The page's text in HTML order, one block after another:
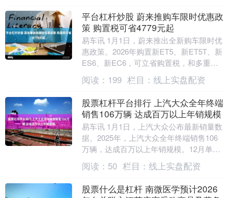
平台杠杆炒股 蔚来推购车限时优惠政
策 购置税可省4779元起
易车讯 1月1日，蔚来推出全新购车限时优
惠政策。2026年购置新ET5、新ET5T、新
ES6、新EC6，可立省购置税，和多重限
时购车礼遇。电租方案购买100kW....
阅读： 199 栏目： 线上实盘配资
股票杠杆平台排行 上汽大众全年终端
销售106万辆 达成百万以上年销规模
易车讯 1月1日，上汽大众公布最新销量数
据。2025年，上汽大众全年终端销售106
万辆，达成百万以上年销规模。12月单月
终端销售9.6万辆，较上月上升10.9%....
阅读： 50 栏目： 线上实盘配资
股票什么是杠杆 南微医学预计2026